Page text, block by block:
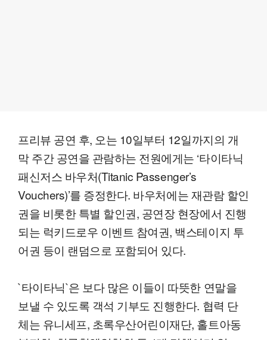
프리뷰 공연 후, 오는 10일부터 12일까지의 개
막 주간 공연을 관람하는 전원에게는 ‘타이타닉
패신저스 바우처(Titanic Passenger’s
Vouchers)’를 증정한다. 바우처에는 재관람 할인
권을 비롯한 특별 할인권, 공연장 현장에서 진행
되는 럭키드로우 이벤트 참여권, 백스테이지 투
어권 등이 랜덤으로 포함되어 있다.
`타이타닉`은 보다 많은 이들이 따뜻한 연말을
보낼 수 있도록 객석 기부도 진행한다. 협력 단
체는 유니세프, 초록우산어린이재단, 홀트아동